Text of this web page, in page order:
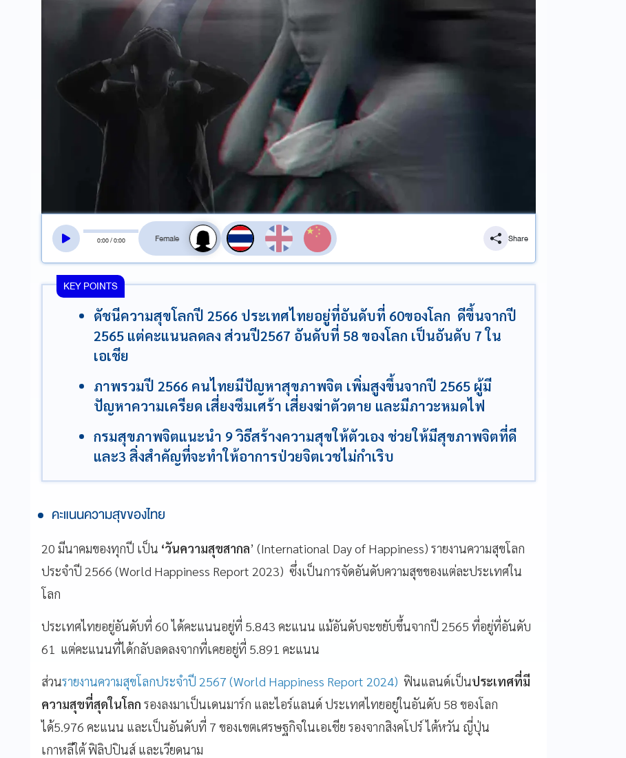
0:00/0:00
สลับเสียงอ่าน
Share
KEY POINTS
ดัชนีความสุขโลกปี 2566 ประเทศไทยอยู่ที่อันดับที่ 60ของโลก ดีขึ้นจากปี
2565 แต่คะแนนลดลง ส่วนปี2567 อันดับที่ 58 ของโลก เป็นอันดับ 7 ใน
เอเชีย
ภาพรวมปี 2566 คนไทยมีปัญหาสุขภาพจิต เพิ่มสูงขึ้นจากปี 2565 ผู้มี
ปัญหาความเครียด เสี่ยงซึมเศร้า เสี่ยงฆ่าตัวตาย และมีภาวะหมดไฟ
กรมสุขภาพจิตแนะนำ 9 วิธีสร้างความสุขให้ตัวเอง ช่วยให้มีสุขภาพจิตที่ดี
และ3 สิ่งสำคัญที่จะทำให้อาการป่วยจิตเวชไม่กำเริบ
คะแนนความสุขของไทย
20 มีนาคมของทุกปี เป็น ‘วันความสุขสากล’ (International Day of Happiness) รายงานความสุขโลก
ประจำปี 2566 (World Happiness Report 2023) ซึ่งเป็นการจัดอันดับความสุขของแต่ละประเทศใน
โลก
ประเทศไทยอยู่อันดับที่ 60 ได้คะแนนอยู่ที่ 5.843 คะแนน แม้อันดับจะขยับขึ้นจากปี 2565 ที่อยู่ที่อันดับ
61 แต่คะแนนที่ได้กลับลดลงจากที่เคยอยู่ที่ 5.891 คะแนน
ส่วนรายงานความสุขโลกประจำปี 2567 (World Happiness Report 2024) ฟินแลนด์เป็นประเทศที่มี
ความสุขที่สุดในโลก รองลงมาเป็นเดนมาร์ก และไอร์แลนด์ ประเทศไทยอยู่ในอันดับ 58 ของโลก
ได้5.976 คะแนน และเป็นอันดับที่ 7 ของเขตเศรษฐกิจในเอเชีย รองจากสิงคโปร์ ไต้หวัน ญี่ปุ่น
เกาหลีใต้ ฟิลิปปินส์ และเวียดนาม